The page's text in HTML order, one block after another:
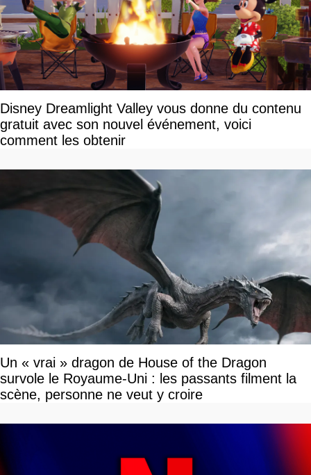
Disney Dreamlight Valley vous donne du contenu
gratuit avec son nouvel événement, voici
comment les obtenir
Un « vrai » dragon de House of the Dragon
survole le Royaume-Uni : les passants filment la
scène, personne ne veut y croire